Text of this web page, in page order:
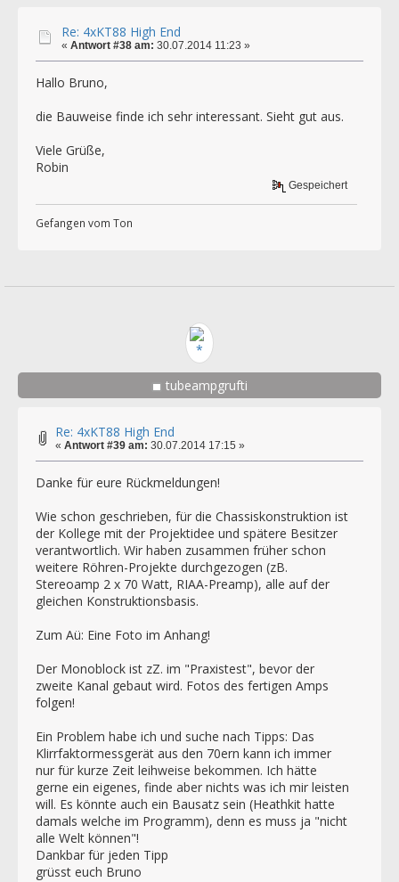
Re: 4xKT88 High End
« Antwort #38 am: 30.07.2014 11:23 »
Hallo Bruno,
die Bauweise finde ich sehr interessant. Sieht gut aus.
Viele Grüße,
Robin
Gespeichert
Gefangen vom Ton
tubeampgrufti
Re: 4xKT88 High End
« Antwort #39 am: 30.07.2014 17:15 »
Danke für eure Rückmeldungen!
Wie schon geschrieben, für die Chassiskonstruktion ist
der Kollege mit der Projektidee und spätere Besitzer
verantwortlich. Wir haben zusammen früher schon
weitere Röhren-Projekte durchgezogen (zB.
Stereoamp 2 x 70 Watt, RIAA-Preamp), alle auf der
gleichen Konstruktionsbasis.
Zum Aü: Eine Foto im Anhang!
Der Monoblock ist zZ. im "Praxistest", bevor der
zweite Kanal gebaut wird. Fotos des fertigen Amps
folgen!
Ein Problem habe ich und suche nach Tipps: Das
Klirrfaktormessgerät aus den 70ern kann ich immer
nur für kurze Zeit leihweise bekommen. Ich hätte
gerne ein eigenes, finde aber nichts was ich mir leisten
will. Es könnte auch ein Bausatz sein (Heathkit hatte
damals welche im Programm), denn es muss ja "nicht
alle Welt können"!
Dankbar für jeden Tipp
grüsst euch Bruno